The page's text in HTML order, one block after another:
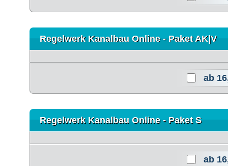
Regelwerk Kanalbau Online - Paket AK|V
ab
Regelwerk Kanalbau Online - Paket S
ab